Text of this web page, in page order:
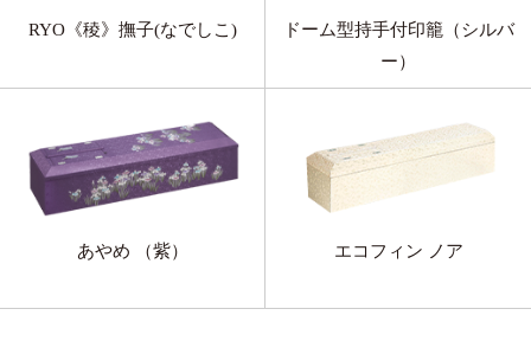
RYO《稜》撫子(なでしこ)
ドーム型持手付印籠（シルバ
ー）
あやめ （紫） エコフィン ノア